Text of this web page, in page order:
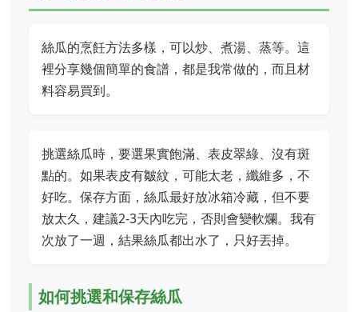
絲瓜的烹飪方法多樣，可以炒、煮湯、蒸等。這
裡分享幾個簡單的食譜，都是我常做的，而且材
料容易買到。
挑選絲瓜時，要選果實飽滿、表皮翠綠、沒有斑
點的。如果表皮有皺紋，可能太老，纖維多，不
好吃。保存方面，絲瓜最好放冰箱冷藏，但不要
放太久，建議2-3天內吃完，否則會變軟爛。我有
次放了一週，結果絲瓜都出水了，只好丟掉。
如何挑選和保存絲瓜